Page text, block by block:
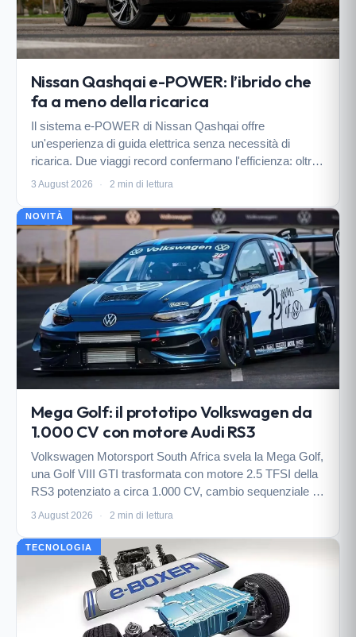
Nissan Qashqai e-POWER: l’ibrido che
fa a meno della ricarica
Il sistema e-POWER di Nissan Qashqai offre
un'esperienza di guida elettrica senza necessità di
ricarica. Due viaggi record confermano l'efficienza: oltre
1.300 km con un solo pieno.
3 August 2026 · 2 min di lettura
NOVITÀ
Mega Golf: il prototipo Volkswagen da
1.000 CV con motore Audi RS3
Volkswagen Motorsport South Africa svela la Mega Golf,
una Golf VIII GTI trasformata con motore 2.5 TFSI della
RS3 potenziato a circa 1.000 CV, cambio sequenziale e
carrozzeria in carbonio, pensata esclusivamente per le
3 August 2026 · 2 min di lettura
TECNOLOGIA